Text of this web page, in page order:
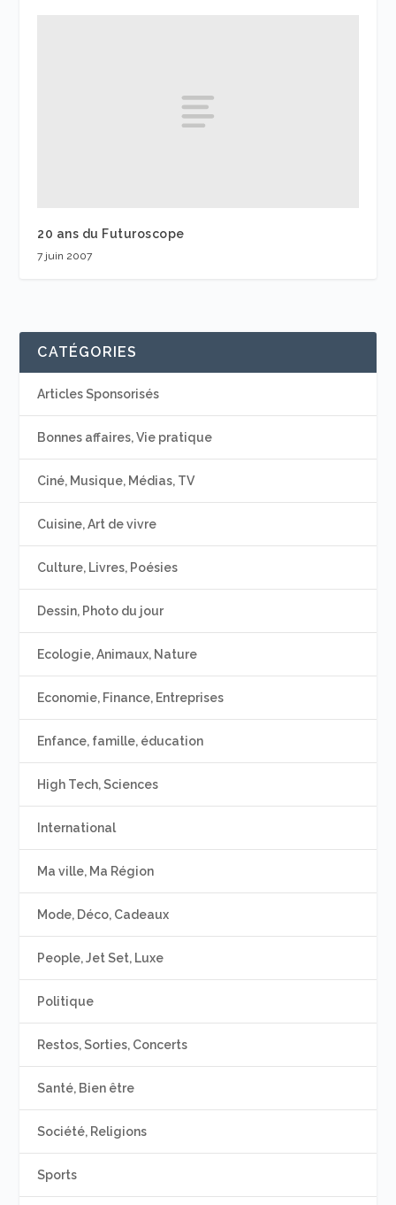
20 ans du Futuroscope
7 juin 2007
CATÉGORIES
Articles Sponsorisés
Bonnes affaires, Vie pratique
Ciné, Musique, Médias, TV
Cuisine, Art de vivre
Culture, Livres, Poésies
Dessin, Photo du jour
Ecologie, Animaux, Nature
Economie, Finance, Entreprises
Enfance, famille, éducation
High Tech, Sciences
International
Ma ville, Ma Région
Mode, Déco, Cadeaux
People, Jet Set, Luxe
Politique
Restos, Sorties, Concerts
Santé, Bien être
Société, Religions
Sports